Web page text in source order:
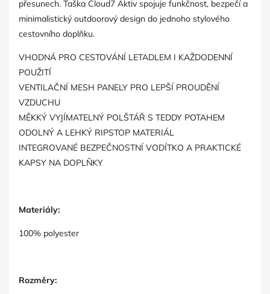
přesunech. Taška Cloud7 Aktiv spojuje funkčnost, bezpečí a
minimalistický outdoorový design do jednoho stylového
cestovního doplňku.
VHODNÁ PRO CESTOVÁNÍ LETADLEM I KAŽDODENNÍ
POUŽITÍ
VENTILAČNÍ MESH PANELY PRO LEPŠÍ PROUDĚNÍ
VZDUCHU
MĚKKÝ VYJÍMATELNÝ POLŠTÁŘ S TEDDY POTAHEM
ODOLNÝ A LEHKÝ RIPSTOP MATERIÁL
INTEGROVANÉ BEZPEČNOSTNÍ VODÍTKO A PRAKTICKÉ
KAPSY NA DOPLŇKY
Materiály:
100% polyester
Rozměry: